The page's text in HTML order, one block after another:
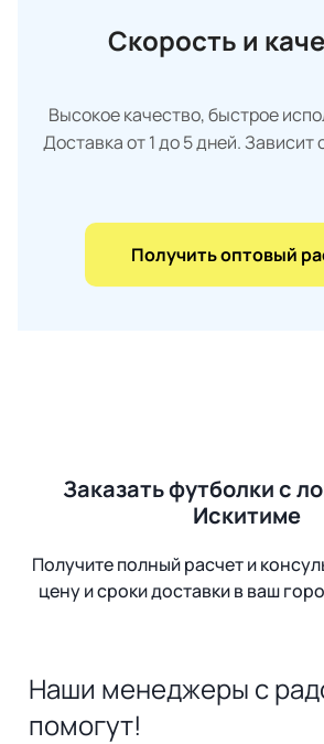
Скорость и
Высокое качество, быстрое
Доставка от 1 до 5 дней. Зависит
Получить оптовый
Заказать футболки с
Искитиме
Получите полный расчет и
цену и сроки доставки в ваш
Наши менеджеры с
помогут!